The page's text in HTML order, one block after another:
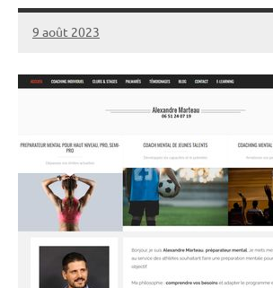
9 août 2023
annuairecoaching